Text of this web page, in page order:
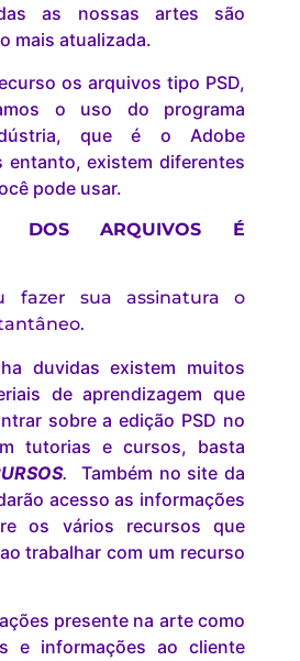
as nossas artes são
mais atualizada.
os arquivos tipo PSD,
o uso do programa
que é o Adobe
entanto, existem diferentes
pode usar.
DOS ARQUIVOS É
fazer sua assinatura o
duvidas existem muitos
de aprendizagem que
sobre a edição PSD no
tutorias e cursos, basta
.
Também no site da
acesso as informações
os vários recursos que
trabalhar com um recurso
presente na arte como
e informações ao cliente